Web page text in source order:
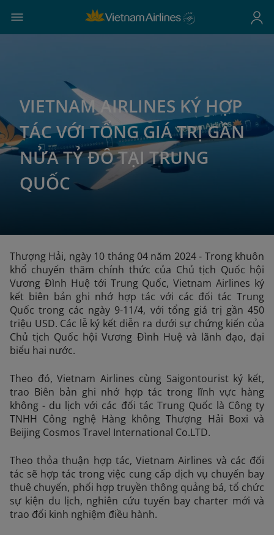
VIETNAM AIRLINES KÝ HỢP
TÁC VỚI TỔNG GIÁ TRỊ GẦN
NỬA TỶ ĐÔ TẠI TRUNG
QUỐC
Thượng Hải, ngày 10 tháng 04 năm 2024 - Trong khuôn
khổ chuyến thăm chính thức của Chủ tịch Quốc hội
Vương Đình Huệ tới Trung Quốc, Vietnam Airlines ký
kết biên bản ghi nhớ hợp tác với các đối tác Trung
Quốc trong các ngày 9-11/4, với tổng giá trị gần 450
triệu USD. Các lễ ký kết diễn ra dưới sự chứng kiến của
Chủ tịch Quốc hội Vương Đình Huệ và lãnh đạo, đại
biểu hai nước.
Theo đó, Vietnam Airlines cùng Saigontourist ký kết,
trao Biên bản ghi nhớ hợp tác trong lĩnh vực hàng
không - du lịch với các đối tác Trung Quốc là Công ty
TNHH Công nghệ Hàng không Thượng Hải Boxi và
Beijing Cosmos Travel International Co.LTD.
Theo thỏa thuận hợp tác, Vietnam Airlines và các đối
tác sẽ hợp tác trong việc cung cấp dịch vụ chuyến bay
thuê chuyến, phối hợp truyền thông quảng bá, tổ chức
sự kiện du lịch, nghiên cứu tuyến bay charter mới và
trao đổi kinh nghiệm điều hành.